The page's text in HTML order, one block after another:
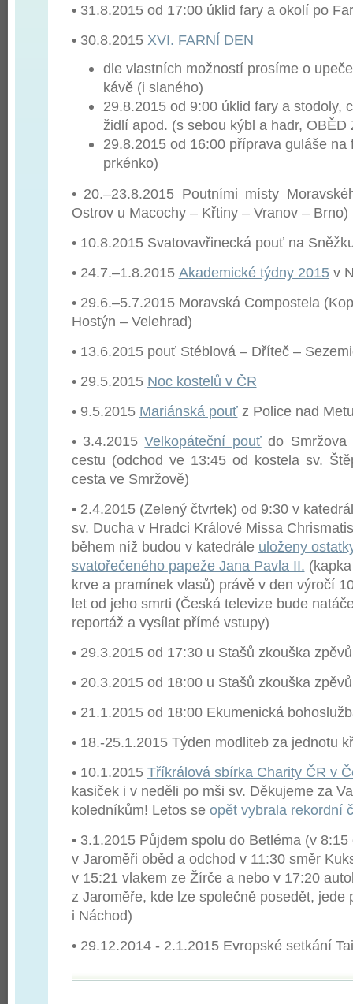
• 31.8.2015 od 17:00 úklid fary a okolí po
• 30.8.2015 XVI. FARNÍ DEN
dle vlastních možností prosíme o
kávě (i slaného)
29.8.2015 od 9:00 úklid fary a stodoly,
židlí apod. (s sebou kýbl a hadr, OBĚD
29.8.2015 od 16:00 příprava guláše na
prkénko)
• 20.–23.8.2015 Poutními místy
Ostrov u Macochy – Křtiny – Vranov – Brno)
• 10.8.2015 Svatovavřinecká pouť na
• 24.7.–1.8.2015 Akademické týdny 2015v
• 29.6.–5.7.2015 Moravská Compostela
Hostýn – Velehrad)
• 13.6.2015 pouť Stéblová – Dříteč –
• 29.5.2015 Noc kostelů v ČR
• 9.5.2015 Mariánská pouťz Police nad
• 3.4.2015Velkopáteční pouťdo Smržova
cestu (odchod ve 13:45 od kostela sv.
cesta ve Smržově)
• 2.4.2015 (Zelený čtvrtek) od 9:30 v kate
sv. Ducha v Hradci Králové Missa
během níž budou v katedrále uloženy
svatořečeného papeže Jana Pavla II. (kapka
krve a pramínek vlasů) právě v den výročí
let od jeho smrti (Česká televize bude
reportáž a vysílat přímé vstupy)
• 29.3.2015 od 17:30 u Stašů zkouška
• 20.3.2015 od 18:00 u Stašů zkouška
• 21.1.2015 od 18:00 Ekumenická
• 18.-25.1.2015 Týden modliteb za jednotu
• 10.1.2015 Tříkrálová sbírka Charity ČR v
kasiček i v neděli po mši sv. Děkujeme za
koledníkům! Letos se opět vybrala rekordní
• 3.1.2015 Půjdem spolu do Betléma (v
v Jaroměři oběd a odchod v 11:30 směr
v 15:21 vlakem ze Žírče a nebo v 17:20
z Jaroměře, kde lze společně posedět, jede
i Náchod)
• 29.12.2014 - 2.1.2015 Evropské setkání